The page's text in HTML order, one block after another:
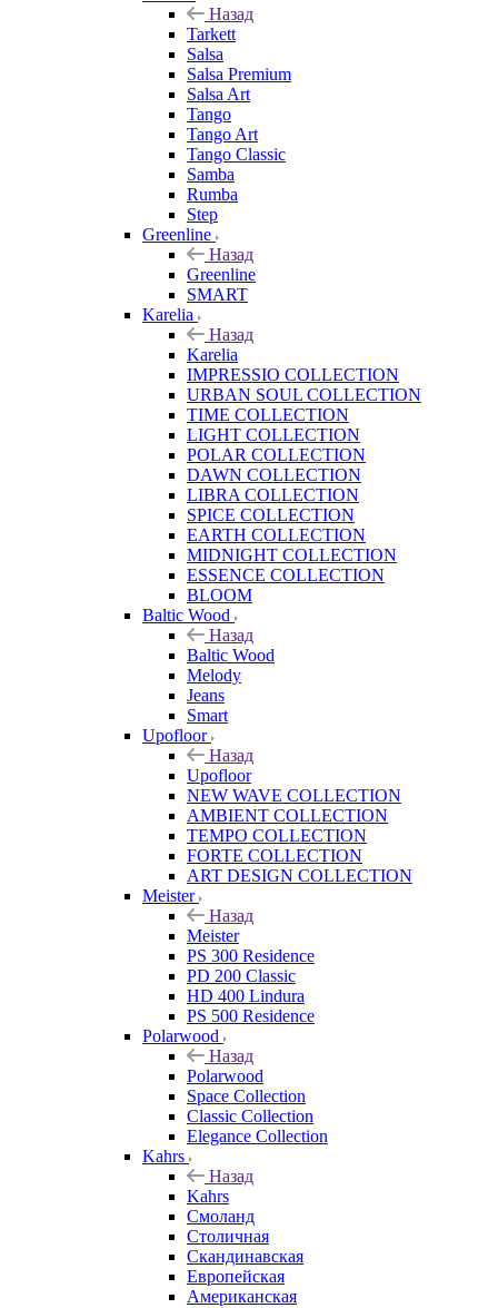
Назад
Tarkett
Salsa
Salsa Premium
Salsa Art
Tango
Tango Art
Tango Classic
Samba
Rumba
Step
Greenline
Назад
Greenline
SMART
Karelia
Назад
Karelia
IMPRESSIO COLLECTION
URBAN SOUL COLLECTION
TIME COLLECTION
LIGHT COLLECTION
POLAR COLLECTION
DAWN COLLECTION
LIBRA COLLECTION
SPICE COLLECTION
EARTH COLLECTION
MIDNIGHT COLLECTION
ESSENCE COLLECTION
BLOOM
Baltic Wood
Назад
Baltic Wood
Melody
Jeans
Smart
Upofloor
Назад
Upofloor
NEW WAVE COLLECTION
AMBIENT COLLECTION
TEMPO COLLECTION
FORTE COLLECTION
ART DESIGN COLLECTION
Meister
Назад
Meister
PS 300 Residence
PD 200 Classic
HD 400 Lindura
PS 500 Residence
Polarwood
Назад
Polarwood
Space Collection
Classic Collection
Elegance Collection
Kahrs
Назад
Kahrs
Смоланд
Столичная
Скандинавская
Европейская
Американская